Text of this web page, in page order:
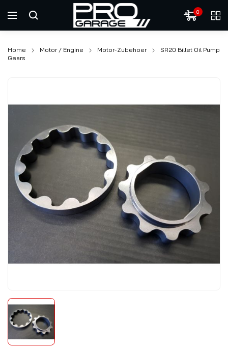
0
Home Motor / Engine Motor-Zubehoer
SR20 Billet Oil Pump
Gears